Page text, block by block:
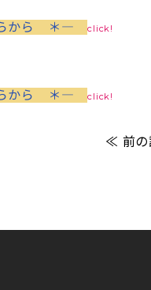
らから ＊―click!
らから ＊―click!
≪ 前の